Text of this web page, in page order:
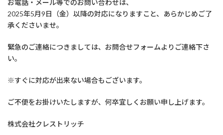
お電話・メール等でのお問い合わせは、
2025年5月9日（金）以降の対応になりますこと、あらかじめご了
承くださいませ。
緊急のご連絡につきましては、お問合せフォームよりご連絡下さ
い。
※すぐに対応が出来ない場合もございます。
ご不便をお掛けいたしますが、何卒宜しくお願い申し上げます。
株式会社クレストリッチ